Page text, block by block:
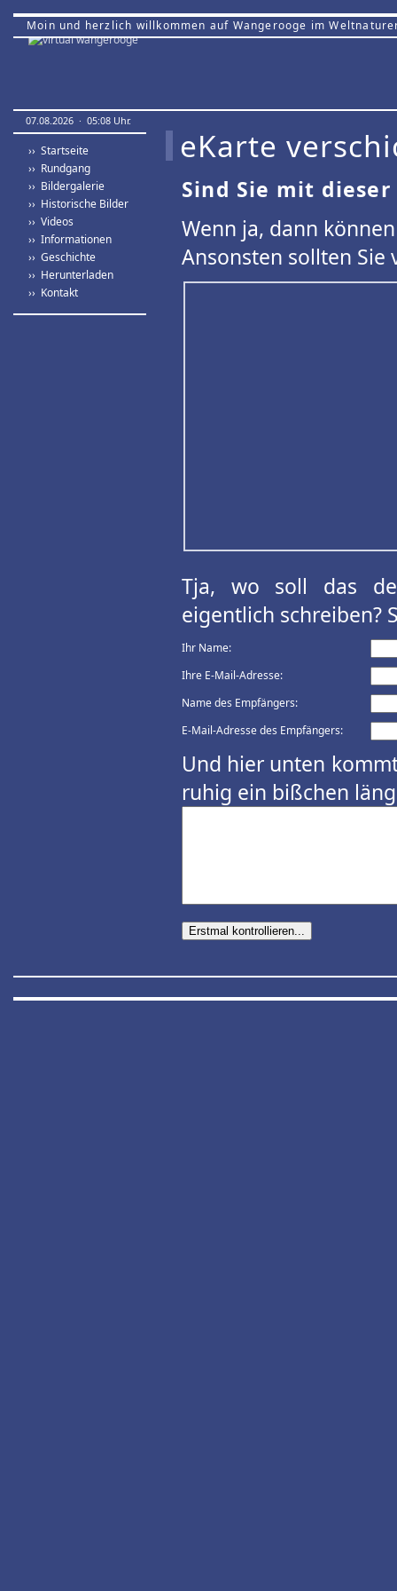
Moin und herzlich willkommen auf Wangerooge im
07.08.2026 · 05:08 Uhr.
›› Startseite
›› Rundgang
›› Bildergalerie
›› Historische Bilder
›› Videos
›› Informationen
›› Geschichte
›› Herunterladen
›› Kontakt
eKarte
Sind Sie mit
Wenn ja, dann
Ansonsten sollten
Tja, wo soll das
eigentlich schreiben?
Ihr Name:
Ihre E-Mail-Adresse:
Name des Empfängers:
E-Mail-Adresse des Empfängers:
Und hier unten
ruhig ein bißchen